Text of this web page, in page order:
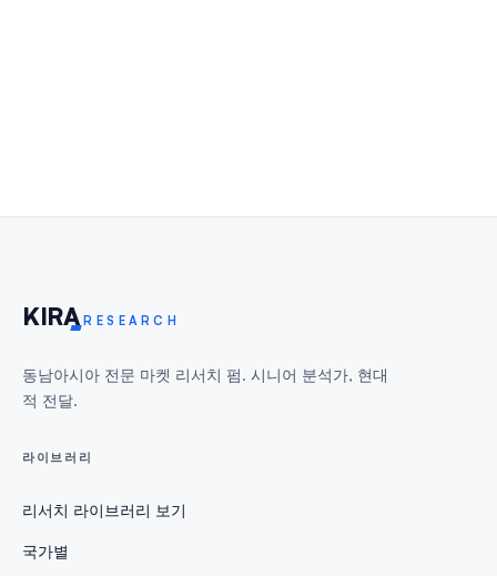
KIRA RESEARCH
동남아시아 전문 마켓 리서치 펌. 시니어 분석가, 현대
적 전달.
라이브러리
리서치 라이브러리 보기
국가별